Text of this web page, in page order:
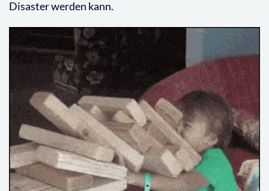
Disaster werden kann.